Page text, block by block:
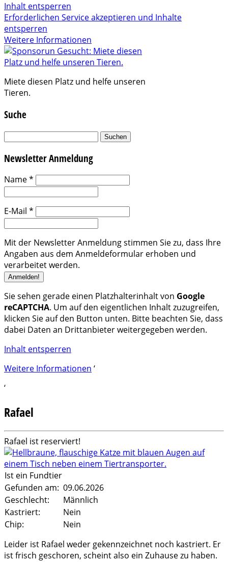
Inhalt entsperren
Erforderlichen Service akzeptieren und Inhalte
entsperren
Weitere Informationen
Miete diesen Platz und helfe unseren
Tieren.
Suche
Suchen
Newsletter Anmeldung
Name*
E-Mail *
Mit der Newsletter Anmeldung stimmen Sie zu, dass Ihre
Angaben aus dem Anmeldeformular erhoben und
verarbeitet werden.
Sie sehen gerade einen Platzhalterinhalt von Google
reCAPTCHA. Um auf den eigentlichen Inhalt zuzugreifen,
klicken Sie auf den Button unten. Bitte beachten Sie, dass
dabei Daten an Drittanbieter weitergegeben werden.
Inhalt entsperren
Weitere Informationen ‘
‘
Rafael
Rafael ist reserviert!
Ist ein Fundtier
Gefunden am: 09.06.2026
Geschlecht:
Männlich
Kastriert:
Nein
Chip:
Nein
Leider ist Rafael weder gekennzeichnet noch kastriert. Er
ist frisch geschoren, scheint also ein Zuhause zu haben.